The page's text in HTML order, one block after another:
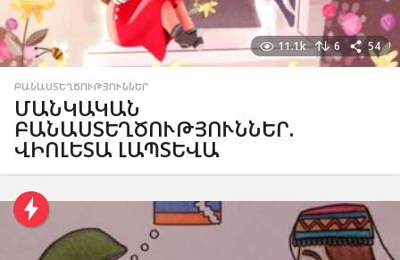
11.1k 6 54
ԲԱՆԱՍՏԵՂԾՈՒԹՅՈՒՆՆԵՐ
ՄԱՆԿԱԿԱՆ
ԲԱՆԱՍՏԵՂԾՈՒԹՅՈՒՆՆԵՐ.
ՎԻՈԼԵՏԱ ԼԱՊՏԵՎԱ